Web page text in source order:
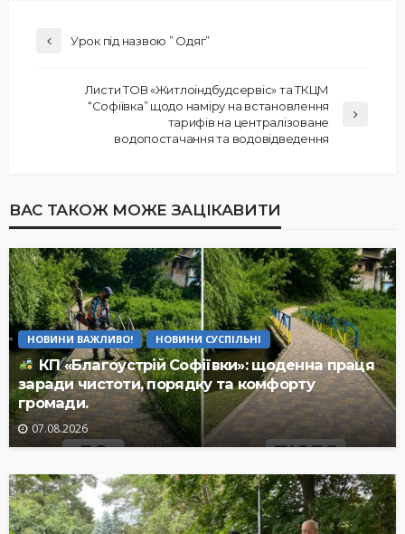
Урок під назвою ” Одяг”
Листи ТОВ «Житлоіндбудсервіс» та ТКЦМ
“Софіївка” щодо наміру на встановлення
тарифів на централізоване
водопостачання та водовідведення
ВАС ТАКОЖ МОЖЕ ЗАЦІКАВИТИ
НОВИНИ ВАЖЛИВО! НОВИНИ СУСПІЛЬНІ
КП «Благоустрій Софіївки»: щоденна праця
заради чистоти, порядку та комфорту
громади.
07.08.2026